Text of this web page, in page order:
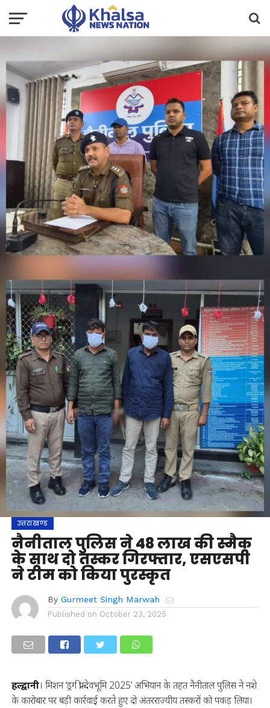
उत्तराखण्ड
नैनीताल पुलिस ने 48 लाख की स्मैक
के साथ दो तस्कर गिरफ्तार, एसएसपी
ने टीम को किया पुरस्कृत
By Gurmeet Singh Marwah
Published on October 23, 2025
हल्द्वानी। मिशन ‘ड्रग फ्री देवभूमि 2025’ अभियान के तहत नैनीताल पुलिस ने नशे
के कारोबार पर बड़ी कार्रवाई करते हुए दो अंतरराज्यीय तस्करों को पकड़ लिया।